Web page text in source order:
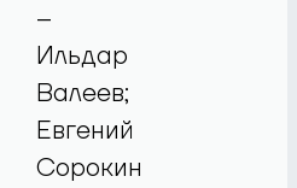
–
Ильдар
Валеев;
Евгений
Сорокин